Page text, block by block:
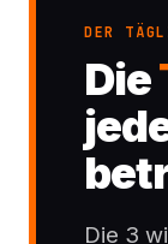
DER
Die
Die 3